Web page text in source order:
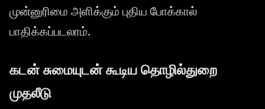
முன்னுரிமை அளிக்கும் புதிய போக்கால்
பாதிக்கப்படலாம்.
கடன் சுமையுடன் கூடிய தொழில்துறை
முதலீடு